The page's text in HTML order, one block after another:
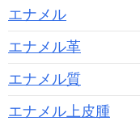
エナメル
エナメル革
エナメル質
エナメル上皮腫